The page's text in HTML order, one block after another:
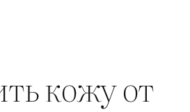
кожу от